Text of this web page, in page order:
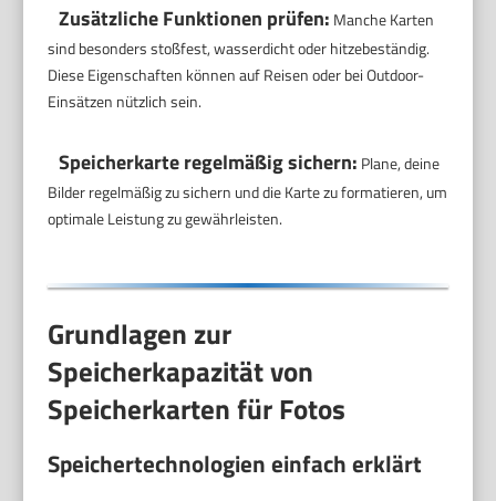
Zusätzliche Funktionen prüfen: Manche Karten
sind besonders stoßfest, wasserdicht oder hitzebeständig.
Diese Eigenschaften können auf Reisen oder bei Outdoor-
Einsätzen nützlich sein.
Speicherkarte regelmäßig sichern: Plane, deine
Bilder regelmäßig zu sichern und die Karte zu formatieren, um
optimale Leistung zu gewährleisten.
Grundlagen zur
Speicherkapazität von
Speicherkarten für Fotos
Speichertechnologien einfach erklärt